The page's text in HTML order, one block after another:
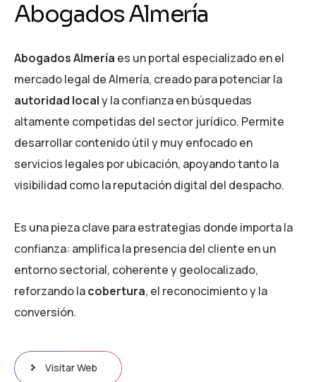
Abogados Almería
Abogados Almería es un portal especializado en el
mercado legal de Almería, creado para potenciar la
autoridad localy la confianza en búsquedas
altamente competidas del sector jurídico. Permite
desarrollar contenido útil y muy enfocado en
servicios legales por ubicación, apoyando tanto la
visibilidad como la reputación digital del despacho.
Es una pieza clave para estrategias donde importa la
confianza: amplifica la presencia del cliente en un
entorno sectorial, coherente y geolocalizado,
reforzando lacobertura, el reconocimiento y la
conversión.
Visitar Web